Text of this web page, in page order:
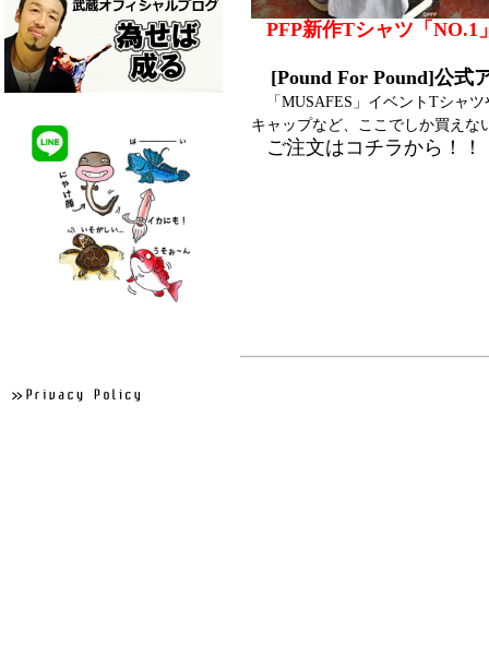
PFP新作Tシャツ「NO.1
[Pound For Pound]公式
「MUSAFES」イベントTシャツ
キャップなど、ここでしか買えな
ご注文はコチラから！！